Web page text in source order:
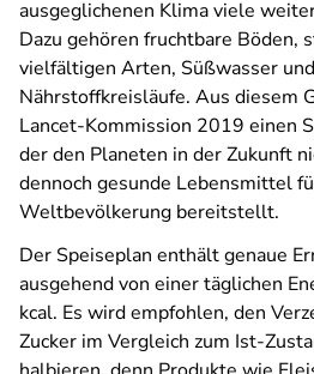
ausgeglichenen Klima viele
Dazu gehören fruchtbare Böden,
vielfältigen Arten, Süßwasser
Nährstoffkreisläufe. Aus diesem
Lancet-Kommission 2019 einen
der den Planeten in der Zukunft
dennoch gesunde Lebensmittel
Weltbevölkerung bereitstellt.
Der Speiseplan enthält genaue
ausgehend von einer täglichen
kcal. Es wird empfohlen, den
Zucker im Vergleich zum Ist-